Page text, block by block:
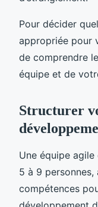
Pour décider
appropriée pour
de comprendre
équipe et de
Structurer
Une équipe
5 à 9 personnes,
compétences